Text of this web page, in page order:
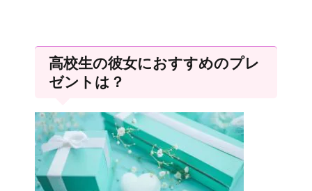
高校生の彼女におすすめのプレ
ゼントは？